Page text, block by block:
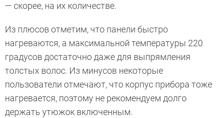
— скорее, на их количестве.
Из плюсов отметим, что панели быстро
нагреваются, а максимальной температуры 220
градусов достаточно даже для выпрямления
толстых волос. Из минусов некоторые
пользователи отмечают, что корпус прибора тоже
нагревается, поэтому не рекомендуем долго
держать утюжок включенным.